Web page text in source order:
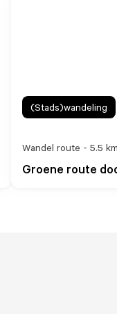
Groene route
Wandel route - 5.5 km
(Stads)wandeling